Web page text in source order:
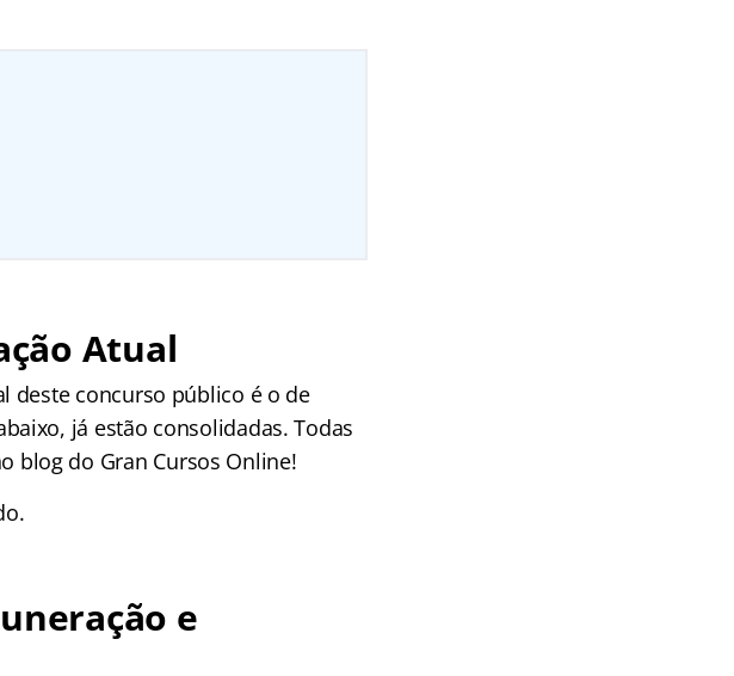
Atual
deste concurso público é o de
já estão consolidadas. Todas
blog do Gran Cursos Online!
e